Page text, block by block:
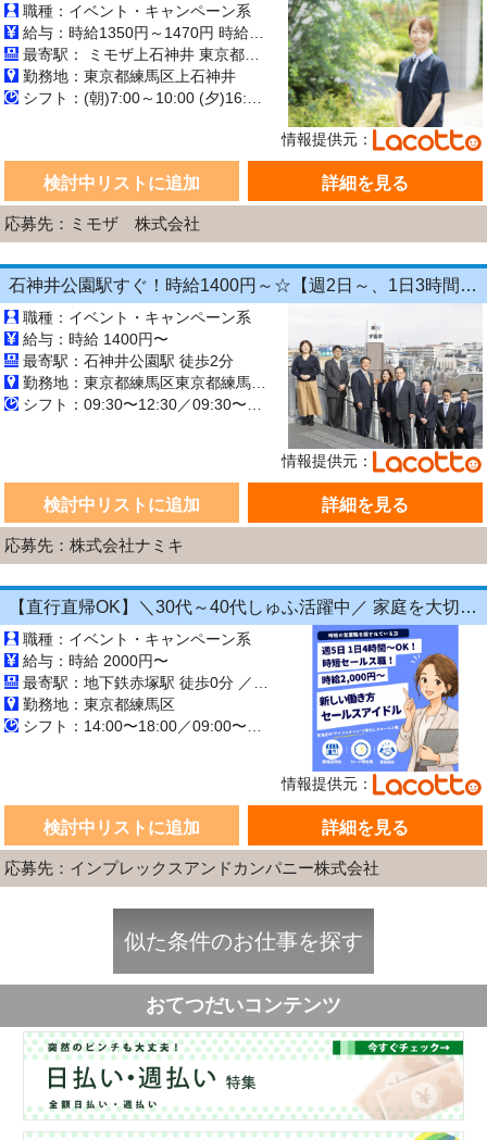
職種：イベント・キャンペーン系
給与：時給1350円～1470円 時給：1,350～1,470円 ※資格による 無資格：1,350円～ 介護資格をお持ちの方は時給：UP！ 介護福祉士：1,470円～ 実務者研修：1,410円～ 初任者研修：1,380円～ 職務給：75円 [別途] ・残業代：全額支給 ・賞与：年2回 ※業績により変動あり
最寄駅： ミモザ上石神井 東京都練馬区上石神井3-28-2 西武新宿線「上石神井駅」北口より、徒歩約8分
勤務地：東京都練馬区上石神井
シフト：(朝)7:00～10:00 (夕)16:00～20:00 休憩0分 実働週40時間以内・変形労働制 ※施設により15分～30分程度差がある場合あり ※WワークOK、他社と弊社の勤務時間が合わせて週40時間以内になる方
情報提供元：
検討中リストに追加 詳細を見る
応募先：ミモザ 株式会社
石神井公園駅すぐ！時給1400円～☆【週2日～、1日3時間～ＯＫ◎】新規募集！不動産会社ＰＲスタッフ♪ノルマなし！未経験・扶養内・副業ＯＫ◎運転免許不要
職種：イベント・キャンペーン系
給与：時給 1400円〜
最寄駅：石神井公園駅 徒歩2分
情報提供元：
検討中リストに追加 詳細を見る
応募先：株式会社ナミキ
【直行直帰OK】＼30代～40代しゅふ活躍中／ 家庭を大切にしながら営業キャリアを継続できる！1日4時間～OKの飲食店向けラウンダー（営業）正社員登用あり◎
職種：イベント・キャンペーン系
給与：時給 2000円〜
最寄駅：地下鉄赤塚駅 徒歩0分 ／ 江古田駅 徒歩0分 ／ 大泉学園駅 徒歩0分
勤務地：東京都練馬区
シフト：14:00〜18:00／09:00〜14:00／10:00〜15:00／13:00〜17:00／09:00〜18:00 週5日 長期【3ヶ月以上】
情報提供元：
検討中リストに追加 詳細を見る
応募先：インプレックスアンドカンパニー株式会社
似た条件のお仕事を探す
おてつだいコンテンツ